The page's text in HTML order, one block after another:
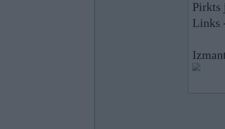
Pirkts
Links